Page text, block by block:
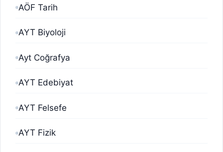
AÖF Tarih
AYT Biyoloji
Ayt Coğrafya
AYT Edebiyat
AYT Felsefe
AYT Fizik